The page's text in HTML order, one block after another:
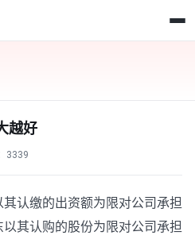
越好
3339
认缴的出资额为限对公司承担
其认购的股份为限对公司承担